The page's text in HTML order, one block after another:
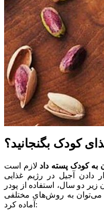
کودک بگنجانید؟
به کودک پسته داد لازم است
دادن آجیل در رژیم غذایی
دو سال، استفاده از پودر
می‌توان به روش‌های مختلفی
آماده کرد: